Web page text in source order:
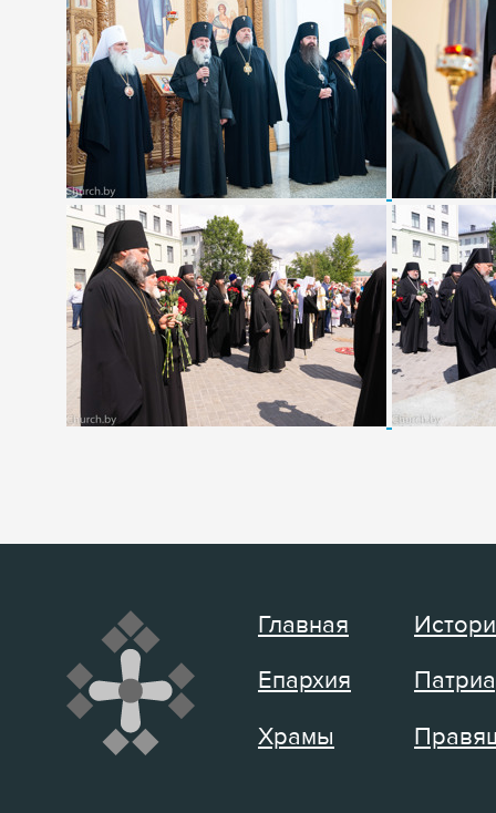
Главная
Епархия
Храмы